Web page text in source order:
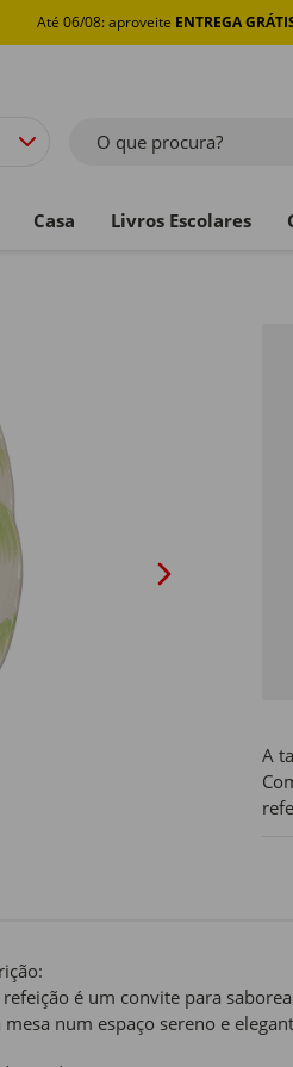
Até 06/08: aproveite ENTREGA
O que procura?
Casa Livros Escolares
A
refeição é um convite para
mesa num espaço sereno e